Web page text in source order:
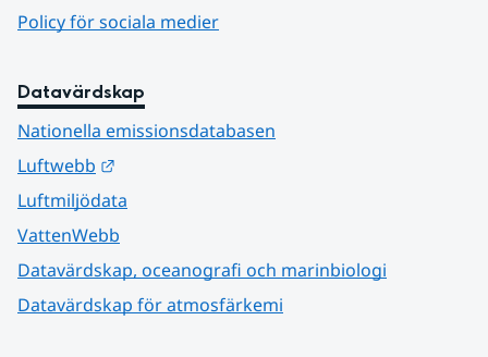
Policy för sociala medier
Datavärdskap
Nationella emissionsdatabasen
Luftwebb
Luftmiljödata
VattenWebb
Datavärdskap, oceanografi och marinbiologi
Datavärdskap för atmosfärkemi